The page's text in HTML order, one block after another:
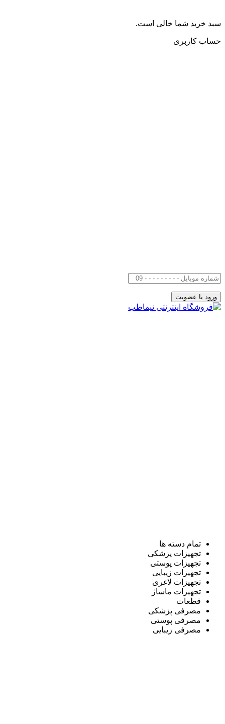
سبد خرید شما خالی است.
حساب کاربری
تمام دسته ها
تجهیزات پزشکی
تجهیزات پوستی
تجهیزات زیبایی
تجهیزات لاغری
تجهیزات ماساژ
قطعات
مصرفی پزشکی
مصرفی پوستی
مصرفی زیبایی